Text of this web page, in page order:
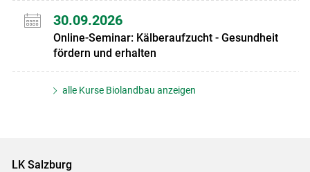
30.09.2026
Online-Seminar: Kälberaufzucht - Gesundheit
fördern und erhalten
alle Kurse Biolandbau anzeigen
LK Salzburg